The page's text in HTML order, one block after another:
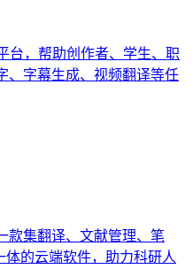
台，帮助创作者、学生、职
、字幕生成、视频翻译等任
款集翻译、文献管理、笔
的云端软件，助力科研人